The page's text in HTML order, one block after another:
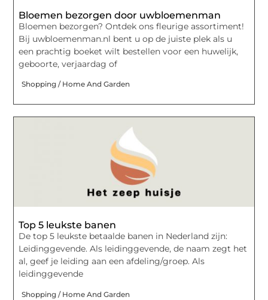
Bloemen bezorgen door uwbloemenman
Bloemen bezorgen? Ontdek ons fleurige assortiment!
Bij uwbloemenman.nl bent u op de juiste plek als u
een prachtig boeket wilt bestellen voor een huwelijk,
geboorte, verjaardag of
Shopping / Home And Garden
Top 5 leukste banen
De top 5 leukste betaalde banen in Nederland zijn:
Leidinggevende. Als leidinggevende, de naam zegt het
al, geef je leiding aan een afdeling/groep. Als
leidinggevende
Shopping / Home And Garden